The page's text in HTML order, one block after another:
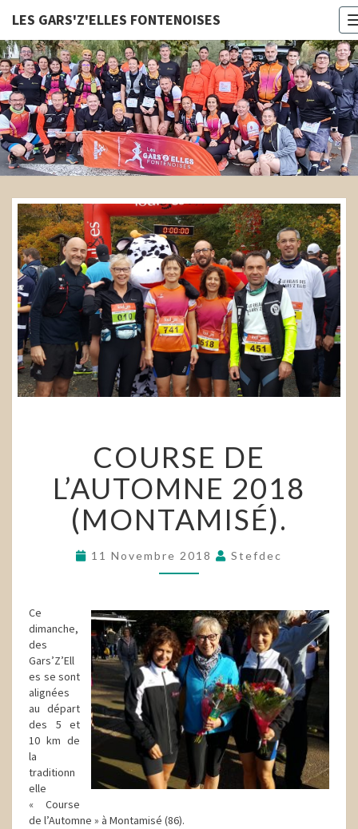
LES GARS'Z'ELLES FONTENOISES
LES
DE
L’AUTOMNE
2018
(MONTAMISÉ).
COURSE DE
L’AUTOMNE 2018
(MONTAMISÉ).
11 Novembre 2018 Stefdec
Ce
dimanche,
des
Gars’Z’Ell
es se sont
alignées
au départ
des 5 et
10 km de
la
traditionn
elle
« Course
de l’Automne » à Montamisé (86).